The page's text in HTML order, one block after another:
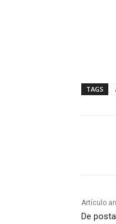
TAGS
Artículo
De